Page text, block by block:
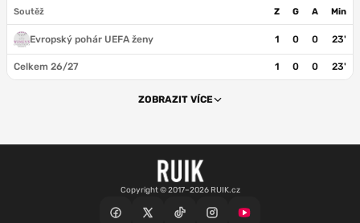
Soutěž Z G A Min
Evropský pohár UEFA ženy 1 0 0 23'
Celkem 26/27 1 0 0 23'
ZOBRAZIT VÍCE
Copyright © 2017–2026 RUIK.cz